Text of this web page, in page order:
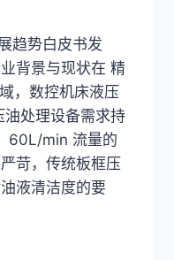
趋势白皮书发
背景与现状在 精
，数控机床液压
处理设备需求持
60L/min 流量的
苛，传统板框压
液清洁度的要